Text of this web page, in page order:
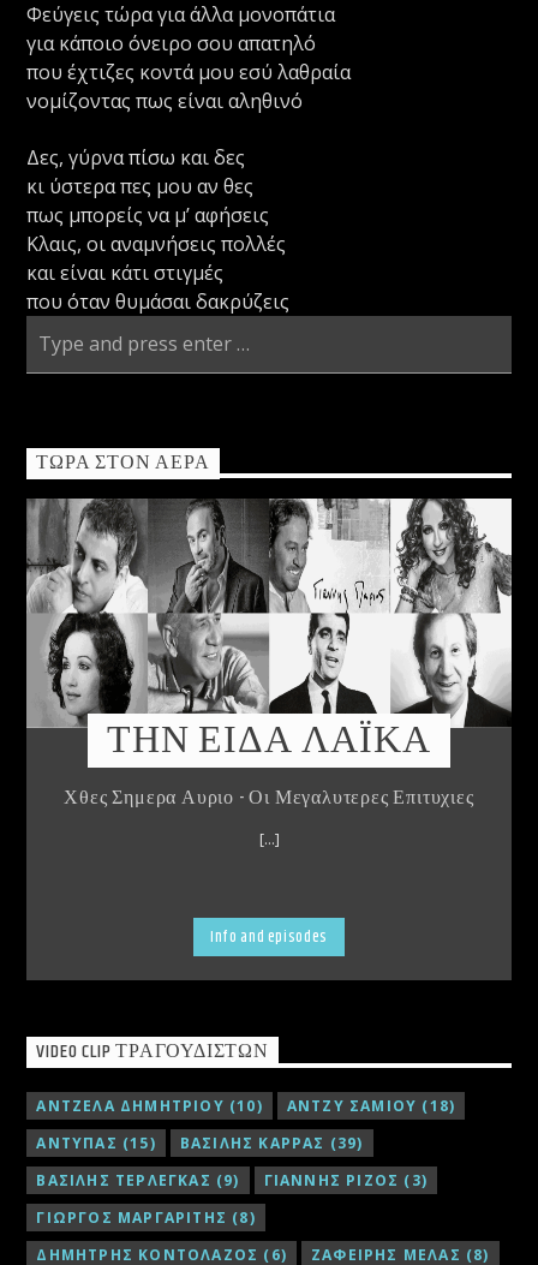
Φεύγεις τώρα για άλλα μονοπάτια
για κάποιο όνειρο σου απατηλό
που έχτιζες κοντά μου εσύ λαθραία
νομίζοντας πως είναι αληθινό
Δες, γύρνα πίσω και δες
κι ύστερα πες μου αν θες
πως μπορείς να μ’ αφήσεις
Κλαις, οι αναμνήσεις πολλές
και είναι κάτι στιγμές
που όταν θυμάσαι δακρύζεις
ΤΏΡΑ ΣΤΟΝ ΑΈΡΑ
ΤΗΝ ΕΙΔΑ ΛΑΪΚΑ
Χθες Σημερα Αυριο - Οι Μεγαλυτερες Επιτυχιες
[...]
Info and episodes
VIDEO CLIP ΤΡΑΓΟΥΔΙΣΤΏΝ
ΑΝΤΖΕΛΑ ΔΗΜΗΤΡΙΟΥ (10) ΑΝΤΖΥ ΣΑΜΙΟΥ (18)
ΑΝΤΥΠΑΣ (15) ΒΑΣΙΛΗΣ ΚΑΡΡΑΣ (39)
ΒΑΣΙΛΗΣ ΤΕΡΛΕΓΚΑΣ (9) ΓΙΑΝΝΗΣ ΡΙΖΟΣ (3)
ΓΙΩΡΓΟΣ ΜΑΡΓΑΡΙΤΗΣ (8)
ΔΗΜΗΤΡΗΣ ΚΟΝΤΟΛΑΖΟΣ (6) ΖΑΦΕΙΡΗΣ ΜΕΛΑΣ (8)